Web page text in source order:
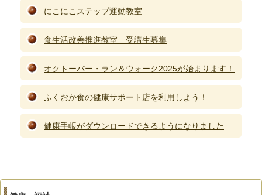
にこにこステップ運動教室
食生活改善推進教室 受講生募集
オクトーバー・ラン＆ウォーク2025が始まります！
ふくおか食の健康サポート店を利用しよう！
健康手帳がダウンロードできるようになりました